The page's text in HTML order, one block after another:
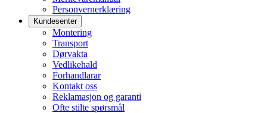
Personvernerklæring
Kundesenter
Montering
Transport
Dørvakta
Vedlikehald
Forhandlarar
Kontakt oss
Reklamasjon og garanti
Ofte stilte spørsmål